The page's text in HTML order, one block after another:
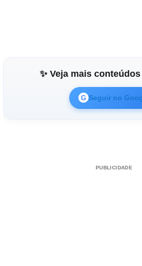
✨ Veja mais
G Seguir no
PUBLICIDADE